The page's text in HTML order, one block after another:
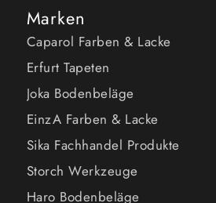
Marken
Caparol Farben & Lacke
Erfurt Tapeten
Joka Bodenbeläge
EinzA Farben & Lacke
Sika Fachhandel Produkte
Storch Werkzeuge
Haro Bodenbeläge